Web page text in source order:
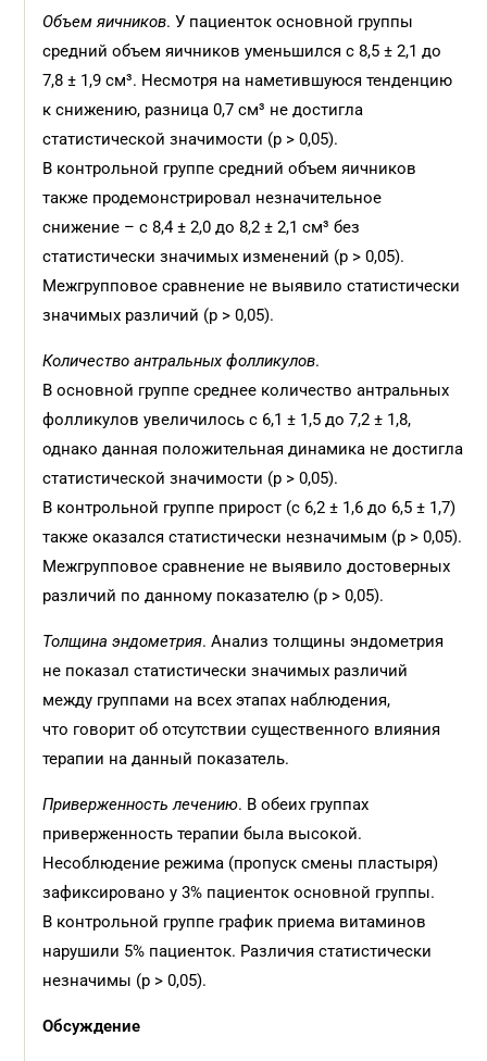
Объем яичников. У пациенток основной группы
средний объем яичников уменьшился с 8,5 ± 2,1 до
7,8 ± 1,9 см³. Несмотря на наметившуюся тенденцию
к снижению, разница 0,7 см³ не достигла
статистической значимости (p > 0,05).
В контрольной группе средний объем яичников
также продемонстрировал незначительное
снижение – с 8,4 ± 2,0 до 8,2 ± 2,1 см³ без
статистически значимых изменений (p > 0,05).
Межгрупповое сравнение не выявило статистически
значимых различий (p > 0,05).
Количество антральных фолликулов.
В основной группе среднее количество антральных
фолликулов увеличилось с 6,1 ± 1,5 до 7,2 ± 1,8,
однако данная положительная динамика не достигла
статистической значимости (p > 0,05).
В контрольной группе прирост (с 6,2 ± 1,6 до 6,5 ± 1,7)
также оказался статистически незначимым (p > 0,05).
Межгрупповое сравнение не выявило достоверных
различий по данному показателю (p > 0,05).
Толщина эндометрия. Анализ толщины эндометрия
не показал статистически значимых различий
между группами на всех этапах наблюдения,
что говорит об отсутствии существенного влияния
терапии на данный показатель.
Приверженность лечению. В обеих группах
приверженность терапии была высокой.
Несоблюдение режима (пропуск смены пластыря)
зафиксировано у 3% пациенток основной группы.
В контрольной группе график приема витаминов
нарушили 5% пациенток. Различия статистически
незначимы (p > 0,05).
Обсуждение